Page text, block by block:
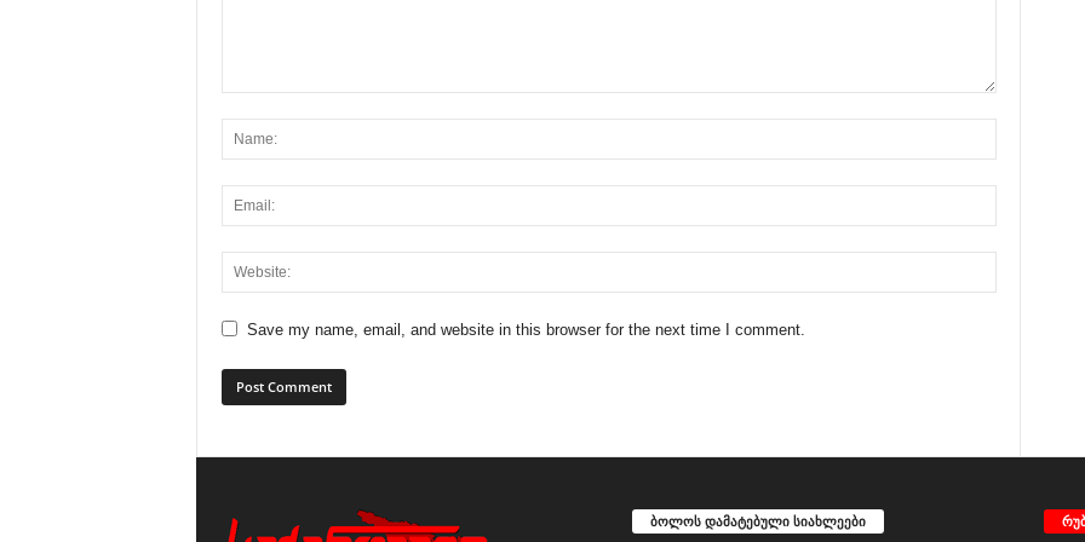
Save my name, email, and website in this browser for the next time I comment.
ბოლოს დამატებული სიახლეები